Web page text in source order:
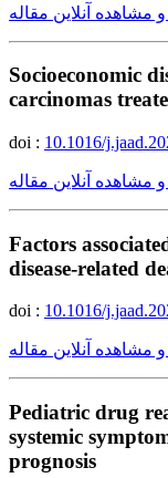
مشاهده آنلاین مقاله
Socioeconomic
carcinomas
doi : 10.1016/
مشاهده آنلاین مقاله
Factors
disease-related
doi : 10.1016/
مشاهده آنلاین مقاله
Pediatric drug
systemic
prognosis